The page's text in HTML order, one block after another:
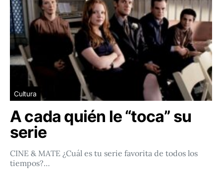
Cultura
A cada quién le “toca” su
serie
CINE & MATE ¿Cuál es tu serie favorita de todos los
tiempos?…